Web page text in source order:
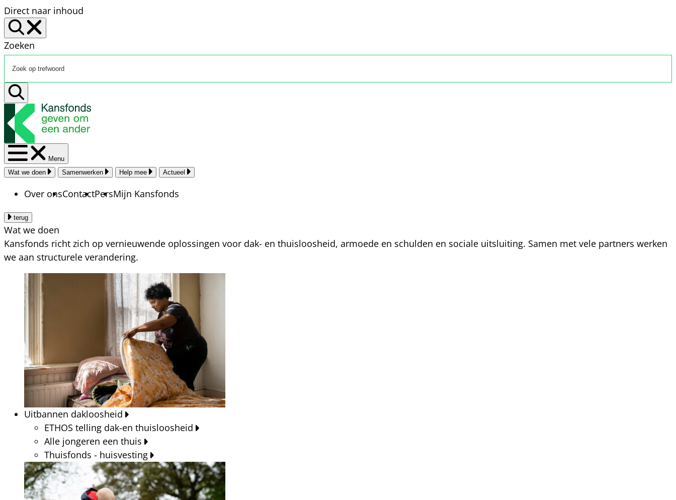
Direct naar inhoud
Zoeken
Menu
Wat we doen
Samenwerken Help mee Actueel
Over onsContactPersMijn Kansfonds
terug
Wat we doen
Kansfonds richt zich op vernieuwende oplossingen voor dak- en thuisloosheid, armoede en schulden en sociale uitsluiting. Samen met vele partners werken
we aan structurele verandering.
Uitbannen dakloosheid
ETHOS telling dak-en thuisloosheid
Alle jongeren een thuis
Thuisfonds - huisvesting